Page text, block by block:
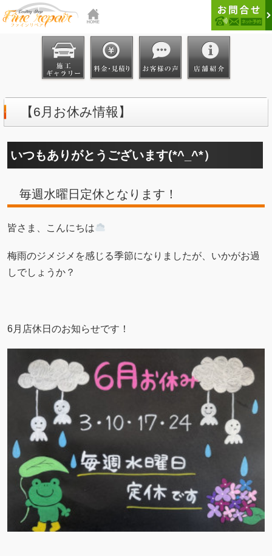
【6月お休み情報】
いつもありがとうございます(*^_^*）
毎週水曜日定休となります！
皆さま、こんにちは
梅雨のジメジメを感じる季節になりましたが、いかがお過
しでしょうか？
6月店休日のお知らせです！